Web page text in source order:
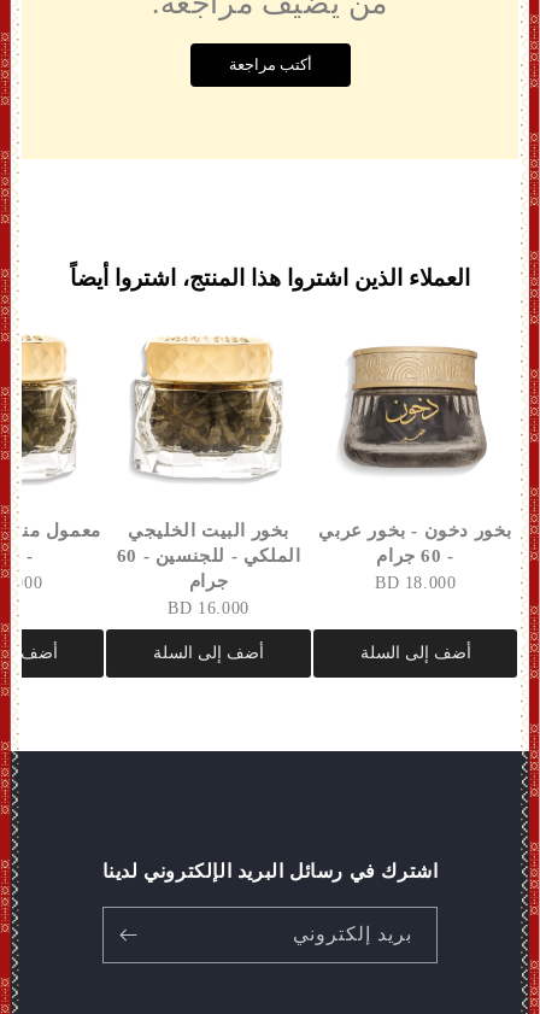
أكتب مراجعة
العملاء الذين اشتروا هذا المنتج، اشتروا أيضاً
بخور دخون - بخور عربي
- 60 جرام
18.000 BD
أضف إلى السلة
بخور البیت الخلیجي
الملكي - للجنسين - 60
جرام
16.000 BD
أضف إلى السلة
معمول
- 60 جم
BD
أضف
اشترك في رسائل البريد الإلكتروني لدينا
بريد إلكتروني